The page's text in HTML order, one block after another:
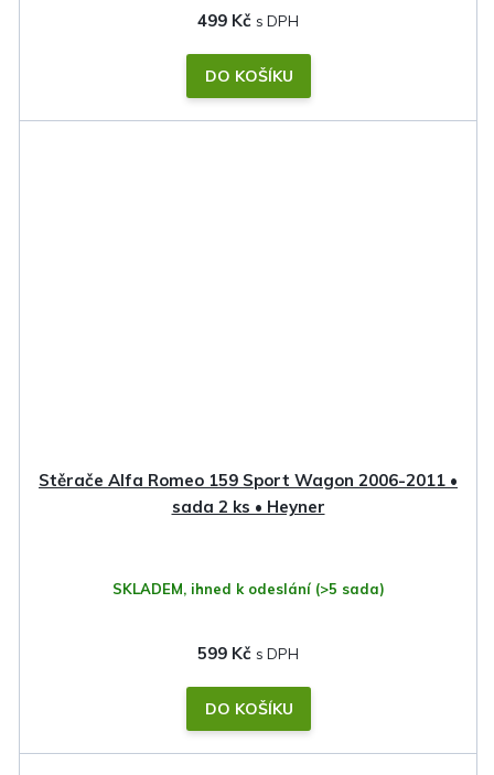
499 Kč
DO KOŠÍKU
Stěrače Alfa Romeo 159 Sport Wagon 2006-2011 •
sada 2 ks • Heyner
SKLADEM, ihned k odeslání (>5 sada)
599 Kč
DO KOŠÍKU